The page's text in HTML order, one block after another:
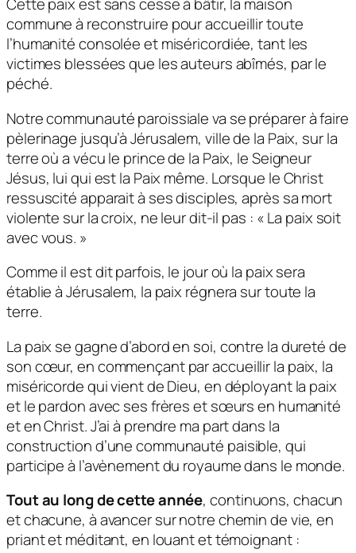
commune à reconstruire pour accueillir toute
l’humanité consolée et miséricordiée, tant les
victimes blessées que les auteurs abîmés, par le
péché.
Notre communauté paroissiale va se préparer à faire
pèlerinage jusqu’à Jérusalem, ville de la Paix, sur la
terre où a vécu le prince de la Paix, le Seigneur
Jésus, lui qui est la Paix même. Lorsque le Christ
ressuscité apparait à ses disciples, après sa mort
violente sur la croix, ne leur dit-il pas : « La paix soit
avec vous. »
Comme il est dit parfois, le jour où la paix sera
établie à Jérusalem, la paix régnera sur toute la
terre.
La paix se gagne d’abord en soi, contre la dureté de
son cœur, en commençant par accueillir la paix, la
miséricorde qui vient de Dieu, en déployant la paix
et le pardon avec ses frères et sœurs en humanité
et en Christ. J’ai à prendre ma part dans la
construction d’une communauté paisible, qui
participe à l’avènement du royaume dans le monde.
Tout au long de cette année, continuons, chacun
et chacune, à avancer sur notre chemin de vie, en
priant et méditant, en louant et témoignant :